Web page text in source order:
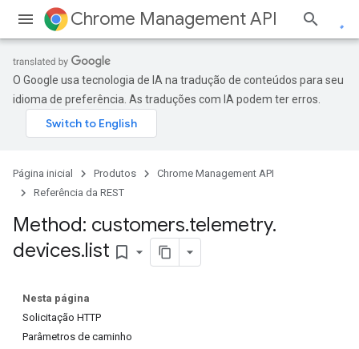
Chrome Management API
O Google usa tecnologia de IA na tradução de conteúdos para seu
idioma de preferência. As traduções com IA podem ter erros.
Página inicial Produtos
Chrome Management API
Referência da REST
Method: customers.telemetry.
devices.list bookmark_border
Nesta página
Solicitação HTTP
Parâmetros de caminho